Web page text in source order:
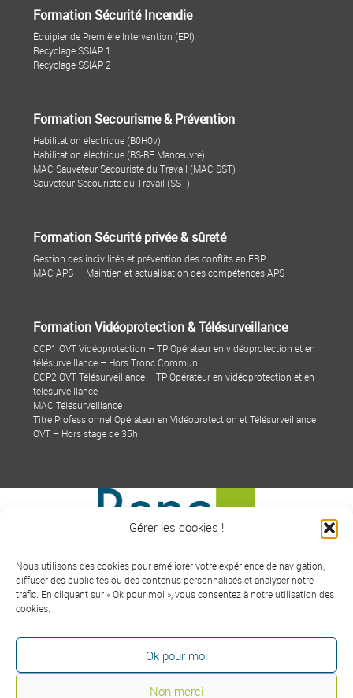
Gérer les cookies !
Nous utilisons des cookies pour améliorer votre expérience de navigation,
diffuser des publicités ou des contenus personnalisés et analyser notre
trafic. En cliquant sur « Ok pour moi », vous consentez à notre utilisation des
cookies.
Ok pour moi
Non merci
Formation Sécurité Incendie
Équipier de Première Intervention (EPI)
Recyclage SSIAP 1
Recyclage SSIAP 2
Formation Secourisme & Prévention
Habilitation électrique (B0H0v)
Habilitation électrique (BS-BE Manœuvre)
MAC Sauveteur Secouriste du Travail (MAC SST)
Sauveteur Secouriste du Travail (SST)
Formation Sécurité privée & sûreté
Gestion des incivilités et prévention des conflits en ERP
MAC APS — Maintien et actualisation des compétences APS
Formation Vidéoprotection & Télésurveillance
CCP1 OVT Vidéoprotection – TP Opérateur en vidéoprotection et en
télésurveillance – Hors Tronc Commun
CCP2 OVT Télésurveillance – TP Opérateur en vidéoprotection et en
télésurveillance
MAC Télésurveillance
Titre Professionnel Opérateur en Vidéoprotection et Télésurveillance
OVT – Hors stage de 35h
Formation, une filiale deRANC DEVELOPPEMENT
TEL :04.42.05.45.88- mail :contact@ranc-formation.fr
SIREN 79760972400076 - APE 8559A - Agrément CNAPS FOR-S1-
2021-09-20-A-00083247 - Déclaration DREETS 93131922613